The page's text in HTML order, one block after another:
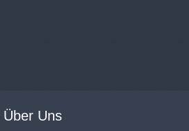
Über Uns